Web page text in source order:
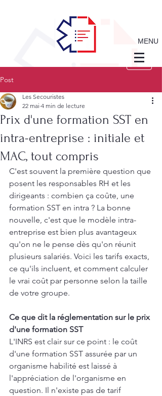
MENU
Post
Prix d'une formation SST en
intra-entreprise : initiale et
MAC, tout compris
Les Secouristes
22 mai 4 min de lecture
C'est souvent la première question que
posent les responsables RH et les
dirigeants : combien ça coûte, une
formation SST en intra ? La bonne
nouvelle, c'est que le modèle intra-
entreprise est bien plus avantageux
qu'on ne le pense dès qu'on réunit
plusieurs salariés. Voici les tarifs exacts,
ce qu'ils incluent, et comment calculer
le vrai coût par personne selon la taille
de votre groupe.
Ce que dit la réglementation sur le prix
d'une formation SST
L'INRS est clair sur ce point : le coût
d'une formation SST assurée par un
organisme habilité est laissé à
l'appréciation de l'organisme en
question. Il n'existe pas de tarif